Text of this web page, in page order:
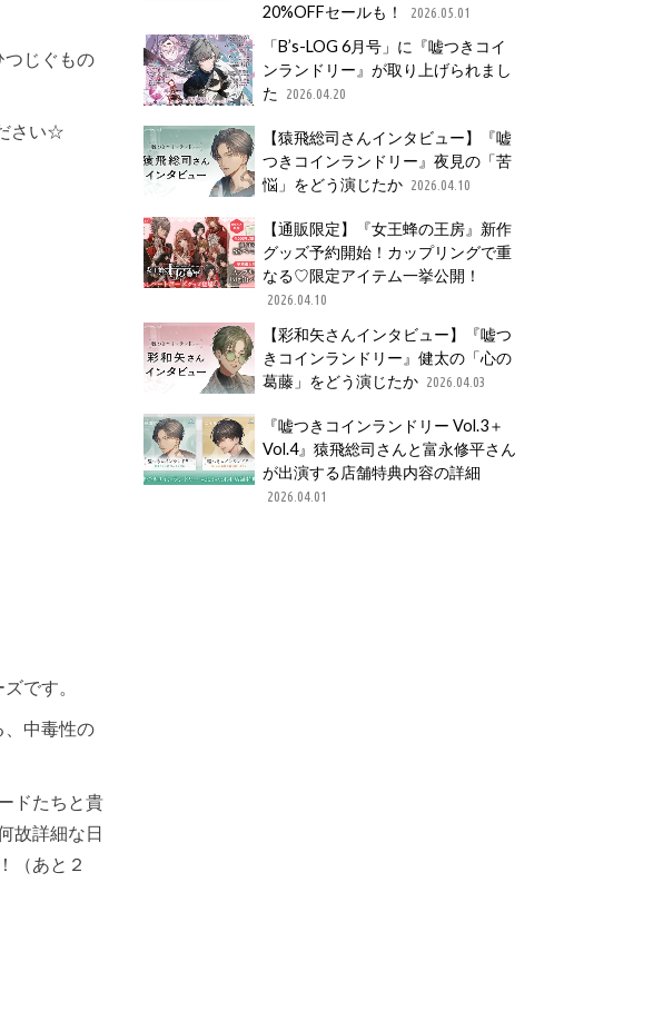
つじぐもの
さい☆
です。
、中毒性の
ドたちと貴
故詳細な日
（あと２
20%OFFセールも！
2026.05.01
「B’s-LOG 6月号」に『嘘つきコイ
ンランドリー』が取り上げられまし
た
2026.04.20
【猿飛総司さんインタビュー】『嘘
つきコインランドリー』夜見の「苦
悩」をどう演じたか 2026.04.10
【通販限定】『女王蜂の王房』新作
グッズ予約開始！カップリングで重
なる♡限定アイテム一挙公開！
2026.04.10
【彩和矢さんインタビュー】『嘘つ
きコインランドリー』健太の「心の
葛藤」をどう演じたか 2026.04.03
『嘘つきコインランドリー Vol.3＋
Vol.4』猿飛総司さんと富永修平さん
が出演する店舗特典内容の詳細
2026.04.01